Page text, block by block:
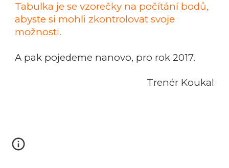
Tabulka je se vzorečky na počítání bodů,
abyste si mohli zkontrolovat svoje
možnosti.
A pak pojedeme nanovo, pro rok 2017.
Trenér Koukal